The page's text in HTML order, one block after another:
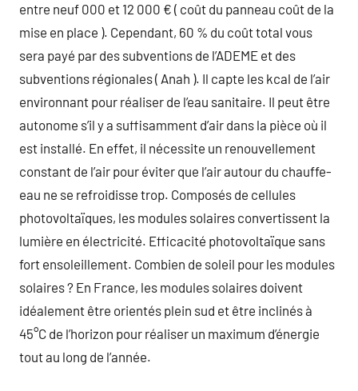
entre neuf 000 et 12 000 € ( coût du panneau coût de la
mise en place ). Cependant, 60 % du coût total vous
sera payé par des subventions de l’ADEME et des
subventions régionales ( Anah ). Il capte les kcal de l’air
environnant pour réaliser de l’eau sanitaire. Il peut être
autonome s’il y a suffisamment d’air dans la pièce où il
est installé. En effet, il nécessite un renouvellement
constant de l’air pour éviter que l’air autour du chauffe-
eau ne se refroidisse trop. Composés de cellules
photovoltaïques, les modules solaires convertissent la
lumière en électricité. Efficacité photovoltaïque sans
fort ensoleillement. Combien de soleil pour les modules
solaires ? En France, les modules solaires doivent
idéalement être orientés plein sud et être inclinés à
45°C de l’horizon pour réaliser un maximum d’énergie
tout au long de l’année.